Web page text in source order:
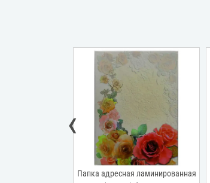
Папка адресная ламинированная
‹